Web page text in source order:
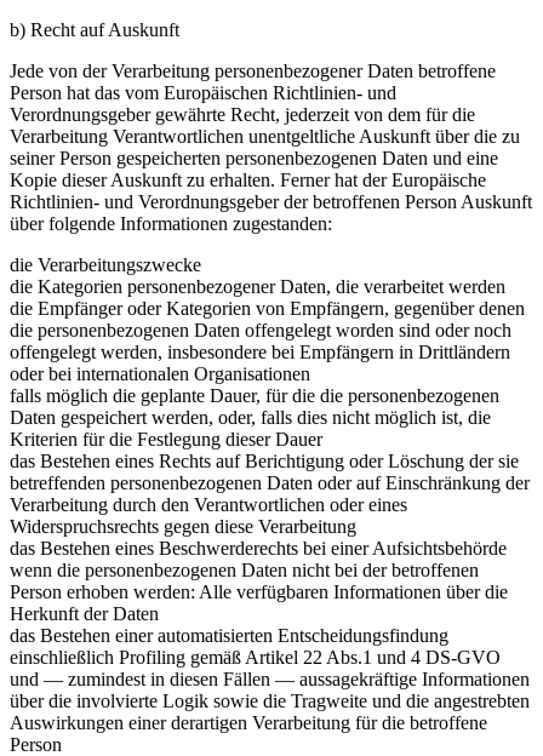
b) Recht auf Auskunft
Jede von der Verarbeitung personenbezogener Daten betroffene
Person hat das vom Europäischen Richtlinien- und
Verordnungsgeber gewährte Recht, jederzeit von dem für die
Verarbeitung Verantwortlichen unentgeltliche Auskunft über die zu
seiner Person gespeicherten personenbezogenen Daten und eine
Kopie dieser Auskunft zu erhalten. Ferner hat der Europäische
Richtlinien- und Verordnungsgeber der betroffenen Person Auskunft
über folgende Informationen zugestanden:
die Verarbeitungszwecke
die Kategorien personenbezogener Daten, die verarbeitet werden
die Empfänger oder Kategorien von Empfängern, gegenüber denen
die personenbezogenen Daten offengelegt worden sind oder noch
offengelegt werden, insbesondere bei Empfängern in Drittländern
oder bei internationalen Organisationen
falls möglich die geplante Dauer, für die die personenbezogenen
Daten gespeichert werden, oder, falls dies nicht möglich ist, die
Kriterien für die Festlegung dieser Dauer
das Bestehen eines Rechts auf Berichtigung oder Löschung der sie
betreffenden personenbezogenen Daten oder auf Einschränkung der
Verarbeitung durch den Verantwortlichen oder eines
Widerspruchsrechts gegen diese Verarbeitung
das Bestehen eines Beschwerderechts bei einer Aufsichtsbehörde
wenn die personenbezogenen Daten nicht bei der betroffenen
Person erhoben werden: Alle verfügbaren Informationen über die
Herkunft der Daten
das Bestehen einer automatisierten Entscheidungsfindung
einschließlich Profiling gemäß Artikel 22 Abs.1 und 4 DS-GVO
und — zumindest in diesen Fällen — aussagekräftige Informationen
über die involvierte Logik sowie die Tragweite und die angestrebten
Auswirkungen einer derartigen Verarbeitung für die betroffene
Person